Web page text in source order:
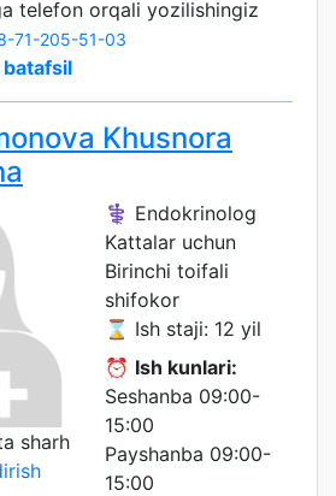
telefon orqali yozilishingiz
71-205-51-03
Khusnora
sharh
⚕️ Endokrinolog
Kattalar uchun
Birinchi toifali
shifokor
⌛ Ish staji: 12 yil
⏰ Ish kunlari:
Seshanba 09:00-
15:00
Payshanba 09:00-
15:00